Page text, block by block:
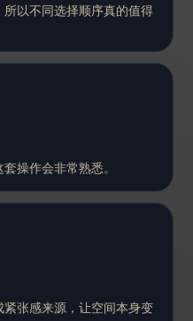
以不同选择顺序真的值得
操作会非常熟悉。
张感来源，让空间本身变